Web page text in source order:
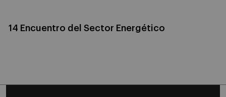
14 Encuentro del Sector Energético